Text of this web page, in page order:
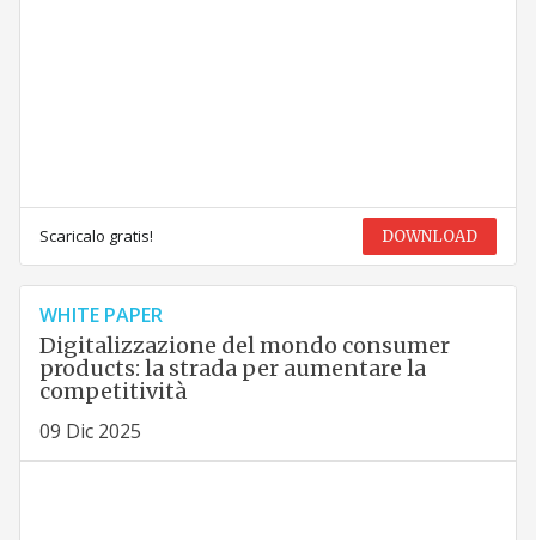
Scaricalo gratis! DOWNLOAD
WHITE PAPER
Digitalizzazione del mondo consumer
products: la strada per aumentare la
competitività
09 Dic 2025